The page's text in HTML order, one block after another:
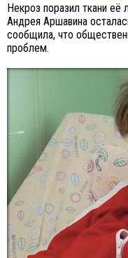
Некроз поразил ткани её
Андрея Аршавина
сообщила, что
проблем.